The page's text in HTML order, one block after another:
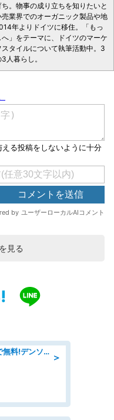
。物事の成り立ちを知りたいと
業界でのオーガニック製品や地
年よりドイツに移住。「もっ
」をテーマに、ドイツのマーケ
タイルについて執筆活動中。3
人暮らし。
見る
＞
入社特典58万円、寮費完備で無料!デンソーで働こう!自動車工場で小型部品の検査業務 denso aichi